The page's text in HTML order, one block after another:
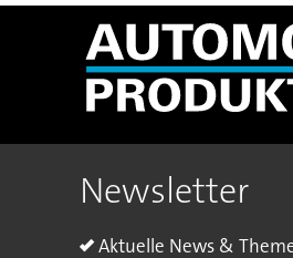
Newsletter
Aktuelle News &